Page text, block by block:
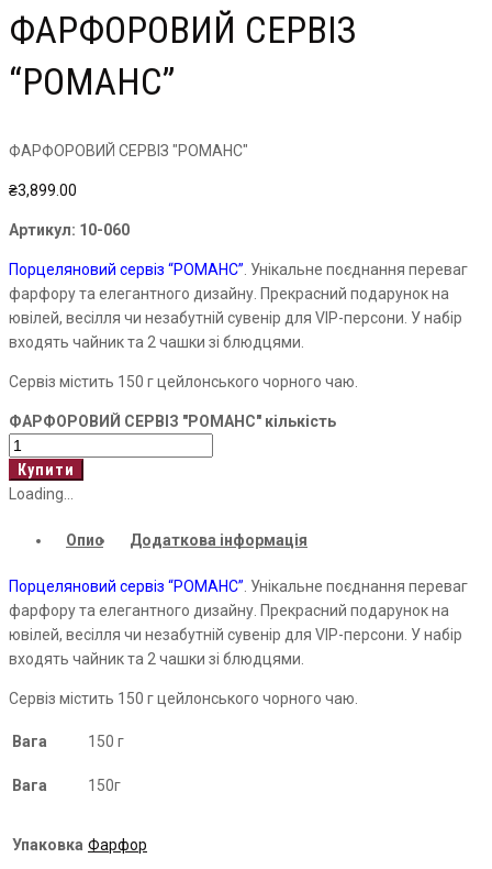
ФАРФОРОВИЙ СЕРВІЗ
“РОМАНС”
ФАРФОРОВИЙ СЕРВІЗ "РОМАНС"
₴3,899.00
Артикул: 10-060
Порцеляновий сервіз “РОМАНС”. Унікальне поєднання переваг
фарфору та елегантного дизайну. Прекрасний подарунок на
ювілей, весілля чи незабутній сувенір для VIP-персони. У набір
входять чайник та 2 чашки зі блюдцями.
Сервіз містить 150 г цейлонського чорного чаю.
ФАРФОРОВИЙ СЕРВІЗ "РОМАНС" кількість
Купити
Loading...
Опис Додаткова інформація
Порцеляновий сервіз “РОМАНС”. Унікальне поєднання переваг
фарфору та елегантного дизайну. Прекрасний подарунок на
ювілей, весілля чи незабутній сувенір для VIP-персони. У набір
входять чайник та 2 чашки зі блюдцями.
Сервіз містить 150 г цейлонського чорного чаю.
Вага 150 г
Вага 150г
Упаковка Фарфор